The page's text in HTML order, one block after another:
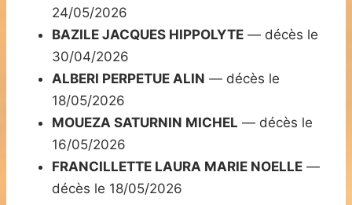
24/05/2026
BAZILE JACQUES HIPPOLYTE — décès le
30/04/2026
ALBERI PERPETUE ALIN — décès le
18/05/2026
MOUEZA SATURNIN MICHEL — décès le
16/05/2026
FRANCILLETTE LAURA MARIE NOELLE —
décès le 18/05/2026